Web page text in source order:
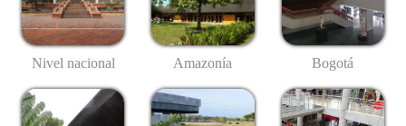
Nivel nacional Amazonía Bogotá